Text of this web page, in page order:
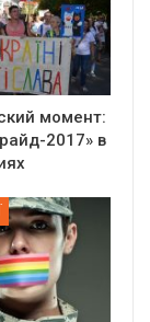
момент:
2017» в